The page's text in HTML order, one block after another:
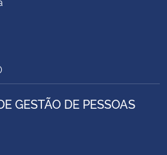
GESTÃO DE PESSOAS